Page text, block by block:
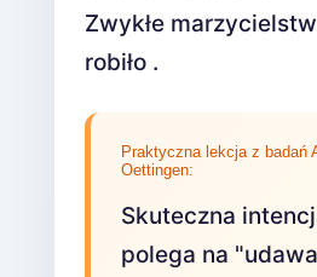
Zwykłe
robiło .
Praktyczna lekcja z badań
Oettingen:
Skuteczna
polega na